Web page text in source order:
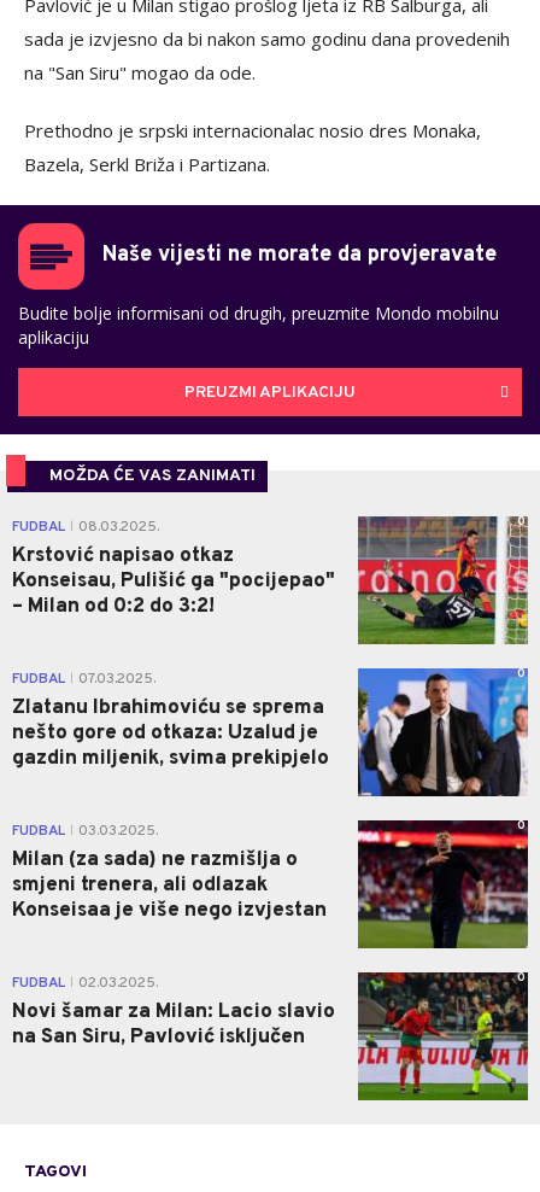
Pavlović je u Milan stigao prošlog ljeta iz RB Salburga, ali
sada je izvjesno da bi nakon samo godinu dana provedenih
na "San Siru" mogao da ode.
Prethodno je srpski internacionalac nosio dres Monaka,
Bazela, Serkl Briža i Partizana.
Naše vijesti ne morate da provjeravate
Budite bolje informisani od drugih, preuzmite Mondo mobilnu
aplikaciju
PREUZMI APLIKACIJU
MOŽDA ĆE VAS ZANIMATI
FUDBAL 08.03.2025.
Krstović napisao otkaz
Konseisau, Pulišić ga "pocijepao"
– Milan od 0:2 do 3:2!
0
FUDBAL 07.03.2025.
Zlatanu Ibrahimoviću se sprema
nešto gore od otkaza: Uzalud je
gazdin miljenik, svima prekipjelo
0
FUDBAL 03.03.2025.
Milan (za sada) ne razmišlja o
smjeni trenera, ali odlazak
Konseisaa je više nego izvjestan
0
FUDBAL 02.03.2025.
Novi šamar za Milan: Lacio slavio
na San Siru, Pavlović isključen
0
TAGOVI